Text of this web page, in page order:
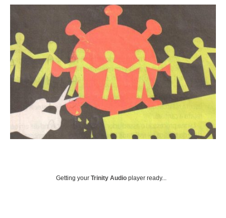
Getting your Trinity Audio player ready...